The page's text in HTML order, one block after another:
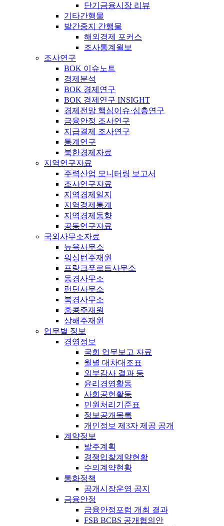
단기금융시장 리뷰
기타간행물
발간중지 간행물
해외경제 포커스
조사통계월보
조사연구
BOK 이슈노트
경제분석
BOK 경제연구
BOK 경제연구 INSIGHT
경제전망 핵심이슈·심층연구
금융안정 조사연구
지급결제 조사연구
통계연구
북한경제자료
지역연구자료
주력산업 모니터링 보고서
조사연구자료
지역경제일지
지역경제통계
지역경제동향
공동연구자료
국외사무소자료
뉴욕사무소
워싱턴주재원
프랑크푸르트사무소
동경사무소
런던사무소
북경사무소
홍콩주재원
상해주재원
업무별 정보
경영정보
국회 업무보고 자료
월별 대차대조표
외부감사 결과 등
윤리경영활동
사회공헌활동
민원처리기준표
정보공개목록
개인정보 제3자 제공 공개
계약정보
발주계획
경쟁입찰계약현황
수의계약현황
통화정책
공개시장운영 공지
금융안정
금융안정포럼 개최 결과
FSB BCBS 공개협의안